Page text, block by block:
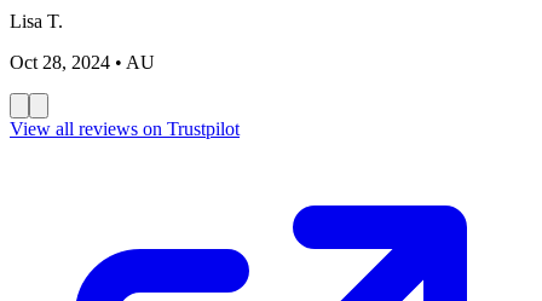
Lisa T.
Oct 28, 2024 • AU
View all reviews on Trustpilot